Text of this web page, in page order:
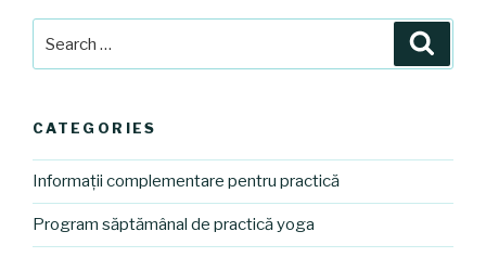
CATEGORIES
Informații complementare pentru practică
Program săptămânal de practică yoga